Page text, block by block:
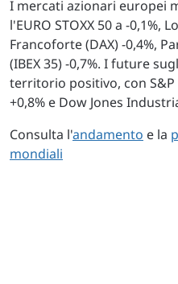
I mercati azionari europei
l'EURO STOXX 50 a -0,1%,
Francoforte (DAX) -0,4%,
(IBEX 35) -0,7%. I future
territorio positivo, con S&P
+0,8% e Dow Jones
Consulta l'andamento e la
mondiali